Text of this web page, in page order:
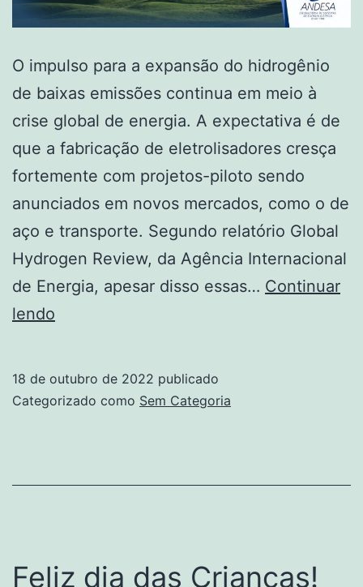
O impulso para a expansão do hidrogênio
de baixas emissões continua em meio à
crise global de energia. A expectativa é de
que a fabricação de eletrolisadores cresça
fortemente com projetos-piloto sendo
anunciados em novos mercados, como o de
aço e transporte. Segundo relatório Global
Hydrogen Review, da Agência Internacional
de Energia, apesar disso essas… Continuar
lendo
290
18 de outubro de 2022 publicado
Categorizado como Sem Categoria
Feliz dia das Crianças!